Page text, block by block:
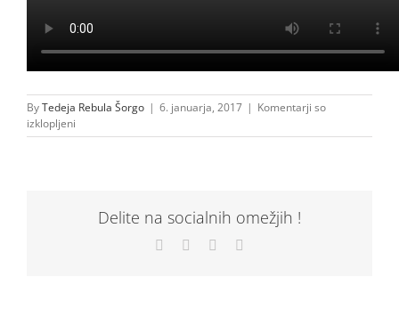
ByTedeja Rebula Šorgo | 6. januarja, 2017 | Komentarji so
izklopljeni
MINI_OLIMPADA(00h13m28s-
Delite na socialnih omežjih !
Facebook LinkedIn